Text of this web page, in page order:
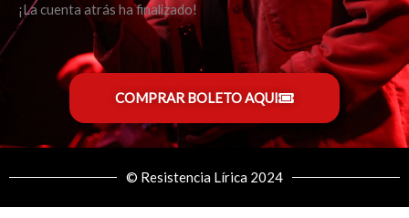
¡La cuenta atrás ha finalizado!
COMPRAR BOLETO AQUI
© Resistencia Lírica 2024